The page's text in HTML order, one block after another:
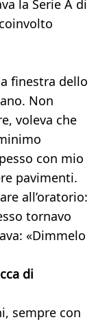
la Serie A di
finestra dello
Non
voleva che
con mio
pavimenti.
all’oratorio:
tornavo
«Dimmelo
di
sempre con